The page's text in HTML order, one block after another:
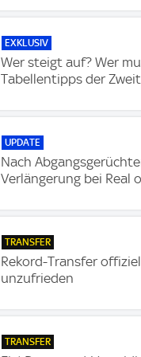
EXKLUSIV
Wer steigt auf? Wer
Tabellentipps der
UPDATE
Nach
Verlängerung bei Real
TRANSFER
Rekord-Transfer
unzufrieden
TRANSFER